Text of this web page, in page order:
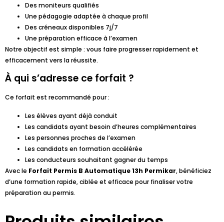
Des moniteurs qualifiés
Une pédagogie adaptée à chaque profil
Des créneaux disponibles 7j/7
Une préparation efficace à l’examen
Notre objectif est simple : vous faire progresser rapidement et
efficacement vers la réussite.
À qui s’adresse ce forfait ?
Ce forfait est recommandé pour :
Les élèves ayant déjà conduit
Les candidats ayant besoin d’heures complémentaires
Les personnes proches de l’examen
Les candidats en formation accélérée
Les conducteurs souhaitant gagner du temps
Avec le Forfait Permis B Automatique 13h Permikar, bénéficiez
d’une formation rapide, ciblée et efficace pour finaliser votre
préparation au permis.